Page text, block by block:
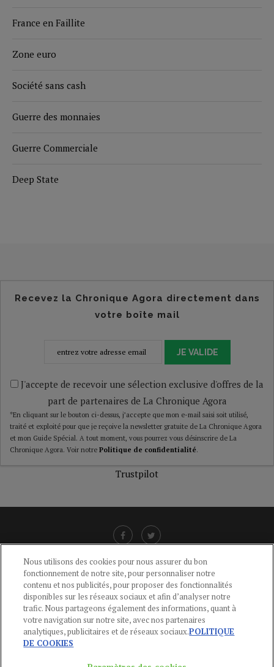
France en Faillite
Zone euro
Société sans cash
Guerre des monnaies
Guerre Commerciale
Deep State
Recevez la Chronique Agora directement dans
votre boîte mail
JE VALIDE
J'accepte de recevoir une sélection exclusive d'offres de la
part de partenaires de La Chronique Agora
*En cliquant sur le bouton ci-dessus, j’accepte que mon e-mail saisi soit utilisé,
traité et exploité pour que je reçoive la newsletter gratuite de La Chronique Agora
et mon Guide Spécial. A tout moment, vous pourrez vous désinscrire de La
Chronique Agora. Voir notre Politique de confidentialité.
Trustpilot
LIENS UTILES
CGU-POLITIQUE DE CONFIDENTIALITÉ -POLITIQUE DES COOKIES
MENTIONS LÉGALES -AIDE
CONTACT
Nous utilisons des cookies pour nous assurer du bon
fonctionnement de notre site, pour personnaliser notre
contenu et nos publicités, pour proposer des fonctionnalités
disponibles sur les réseaux sociaux et afin d’analyser notre
trafic. Nous partageons également des informations, quant à
votre navigation sur notre site, avec nos partenaires
analytiques, publicitaires et de réseaux sociaux.POLITIQUE
DE COOKIES